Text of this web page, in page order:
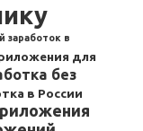
заработок в
для
без
в России